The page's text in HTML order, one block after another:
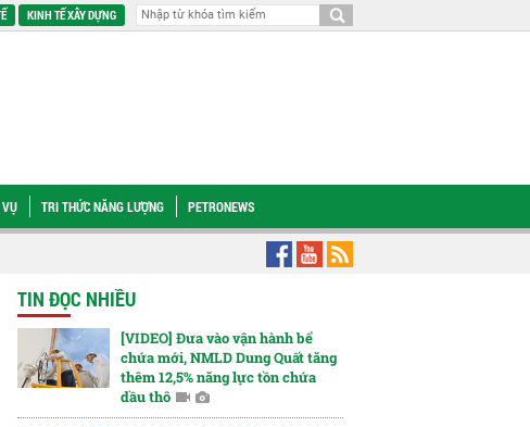
KINH TẾ XÂY DỰNG
TRI THỨC NĂNG LƯỢNG PETRONEWS
quyết định giá xăng dầu: Bước đi hướng tới thị trường ổn định và cạnh tranh
TIN ĐỌC NHIỀU
[VIDEO] Đưa vào vận hành bể
chứa mới, NMLD Dung Quất tăng
thêm 12,5% năng lực tồn chứa
dầu thô